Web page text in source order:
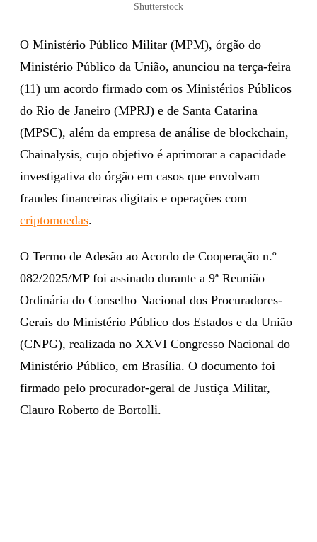
Shutterstock
O Ministério Público Militar (MPM), órgão do
Ministério Público da União, anunciou na terça-feira
(11) um acordo firmado com os Ministérios Públicos
do Rio de Janeiro (MPRJ) e de Santa Catarina
(MPSC), além da empresa de análise de blockchain,
Chainalysis, cujo objetivo é aprimorar a capacidade
investigativa do órgão em casos que envolvam
fraudes financeiras digitais e operações com
criptomoedas.
O Termo de Adesão ao Acordo de Cooperação n.º
082/2025/MP foi assinado durante a 9ª Reunião
Ordinária do Conselho Nacional dos Procuradores-
Gerais do Ministério Público dos Estados e da União
(CNPG), realizada no XXVI Congresso Nacional do
Ministério Público, em Brasília. O documento foi
firmado pelo procurador-geral de Justiça Militar,
Clauro Roberto de Bortolli.